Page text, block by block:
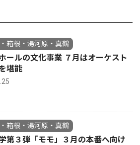
箱根・湯河原・真鶴
ールの文化事業 ７月はオーケスト
堪能
箱根・湯河原・真鶴
第３弾「モモ」３月の本番へ向け